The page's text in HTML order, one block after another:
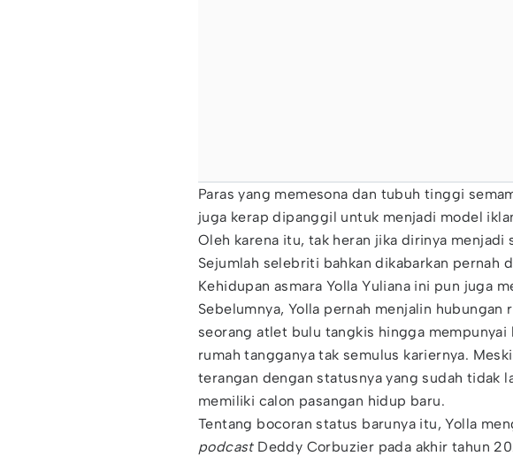
Paras yang memesona dan tubuh tinggi
juga kerap dipanggil untuk menjadi model
Oleh karena itu, tak heran jika dirinya menjadi
Sejumlah selebriti bahkan dikabarkan pernah
Kehidupan asmara Yolla Yuliana ini pun juga
Sebelumnya, Yolla pernah menjalin hubungan
seorang atlet bulu tangkis hingga mempunyai
rumah tangganya tak semulus kariernya.
terangan dengan statusnya yang sudah tidak
memiliki calon pasangan hidup baru.
Tentang bocoran status barunya itu, Yolla
podcastDeddy Corbuzier pada akhir tahun